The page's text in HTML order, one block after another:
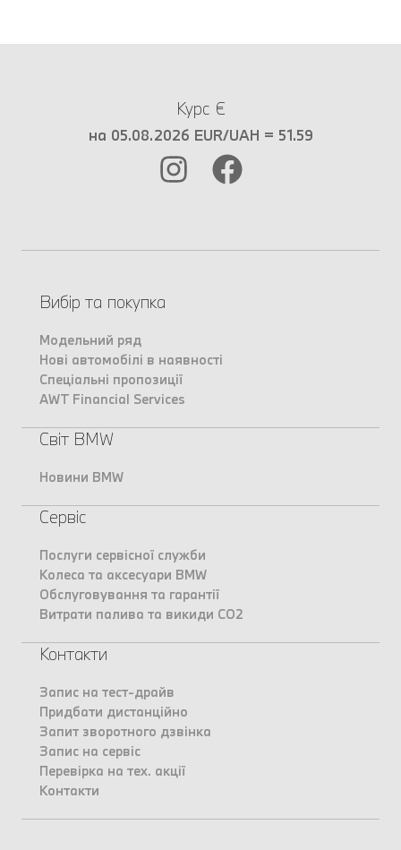
Курс €
на 05.08.2026 EUR/UAH = 51.59
Вибір та покупка
Модельний ряд
Нові автомобілі в наявності
Спеціальні пропозиції
AWT Financial Services
Світ BMW
Новини BMW
Сервіс
Послуги сервісної служби
Колеса та аксесуари BMW
Обслуговування та гарантії
Витрати палива та викиди CO2
Контакти
Запис на тест-драйв
Придбати дистанційно
Запит зворотного дзвінка
Запис на сервіс
Перевірка на тех. акції
Контакти